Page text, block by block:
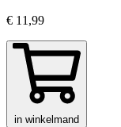
€ 11,99
in winkelmand